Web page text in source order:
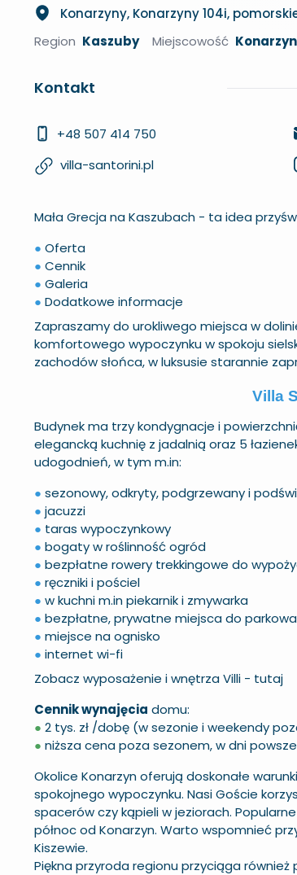
Konarzyny, Konarzyny 104i,
Region Kaszuby Miejscowość
Kontakt
+48 507 414 750
villa-santorini.pl
Mała Grecja na Kaszubach - ta idea
● Oferta
● Cennik
● Galeria
● Dodatkowe informacje
Zapraszamy do urokliwego miejsca w
komfortowego wypoczynku w spokoju
zachodów słońca, w luksusie starannie
Villa
Budynek ma trzy kondygnacje i
elegancką kuchnię z jadalnią oraz 5
udogodnień, w tym m.in:
● sezonowy, odkryty, podgrzewany i
● jacuzzi
● taras wypoczynkowy
● bogaty w roślinność ogród
● bezpłatne rowery trekkingowe do
● ręczniki i pościel
● w kuchni m.in piekarnik i zmywarka
● bezpłatne, prywatne miejsca do
● miejsce na ognisko
● internet wi-fi
Zobacz wyposażenie i wnętrza Villi - tutaj
Cennik wynajęcia domu:
● 2 tys. zł /dobę (w sezonie i weekendy
● niższa cena poza sezonem, w dni
Okolice Konarzynoferują doskonałe
spokojnego wypoczynku. Nasi Goście
spacerów czy kąpieli w jeziorach.
północ od Konarzyn. Warto wspomnieć
Kiszewie.
Piękna przyroda regionu przyciąga